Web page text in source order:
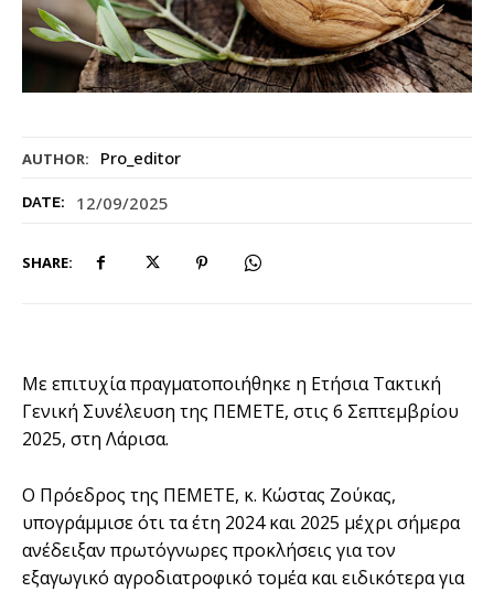
AUTHOR: Pro_editor
DATE: 12/09/2025
SHARE:
Με επιτυχία πραγματοποιήθηκε η Ετήσια Τακτική
Γενική Συνέλευση της ΠΕΜΕΤΕ, στις 6 Σεπτεμβρίου
2025, στη Λάρισα.
Ο Πρόεδρος της ΠΕΜΕΤΕ, κ. Κώστας Ζούκας,
υπογράμμισε ότι τα έτη 2024 και 2025 μέχρι σήμερα
ανέδειξαν πρωτόγνωρες προκλήσεις για τον
εξαγωγικό αγροδιατροφικό τομέα και ειδικότερα για